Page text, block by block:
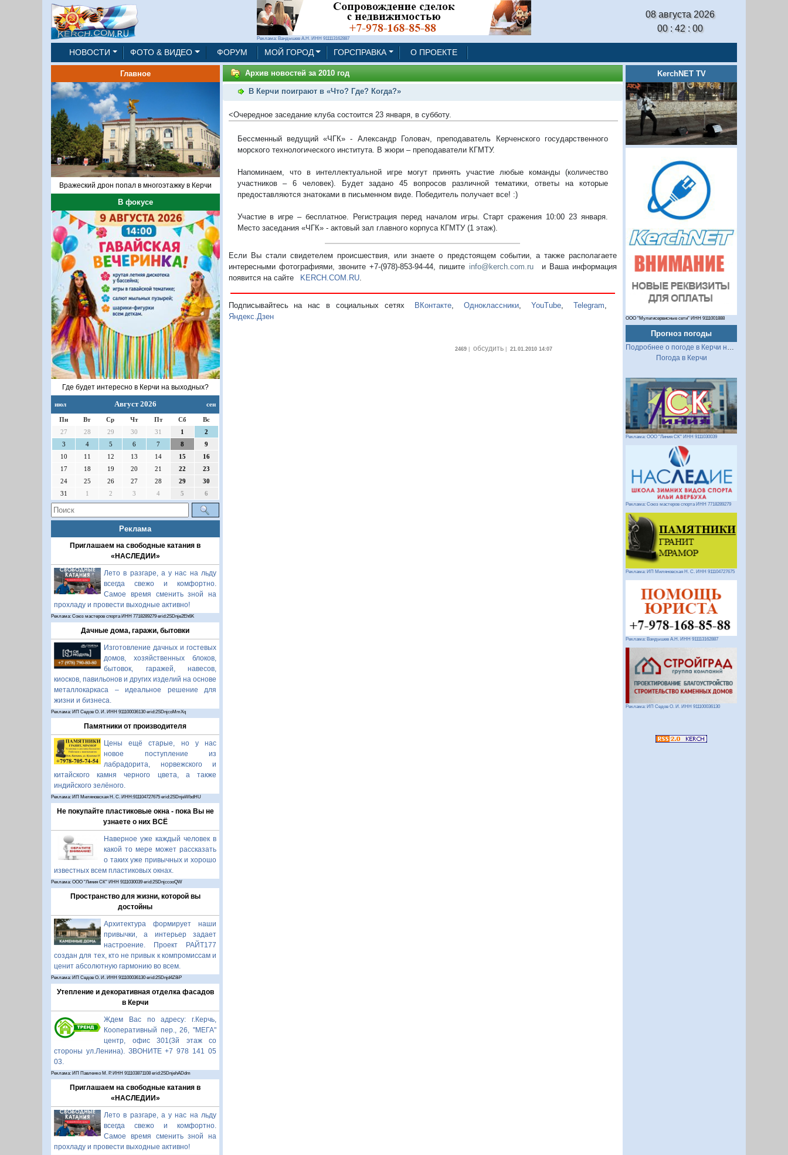
Реклама: Вандышев А.Н. ИНН 911113162887
08 августа 2026
00 : 42 : 01
НОВОСТИ ФОТО & ВИДЕО ФОРУМ МОЙ ГОРОД ГОРСПРАВКА О ПРОЕКТЕ
Главное
Вражеский дрон попал в многоэтажку в Керчи
В фокусе
Где будет интересно в Керчи на выходных?
июл Август 2026 сен
Пн Вт Ср Чт Пт Сб
Вс
27
28 29 30 31 1
2
3
4 5 6 7 8
9
10
11 12 13 14 15
16
17
18 19 20 21 22
23
24
25 26 27 28 29
30
31
1 2 3 4 5 6
Реклама
Приглашаем на свободные катания в
«НАСЛЕДИИ»
Лето в разгаре, а у нас на льду
всегда свежо и комфортно.
Самое время сменить зной на
прохладу и провести выходные активно!
Реклама: Союз мастеров спорта ИНН 7718289279 erid:2SDnje2Eh6K
Дачные дома, гаражи, бытовки
Изготовление дачных и гостевых
домов, хозяйственных блоков,
бытовок, гаражей, навесов,
киосков, павильонов и других изделий на основе
металлокаркаса – идеальное решение для
жизни и бизнеса.
Реклама: ИП Седов О. И. ИНН 911100036130 erid:2SDnjcoMmXq
Памятники от производителя
Цены ещё старые, но у нас
новое поступление из
лабрадорита, норвежского и
китайского камня черного цвета, а также
индийского зелёного.
Реклама: ИП Миляновская Н. С. ИНН:911104727675 erid:2SDnjeWbdHU
Не покупайте пластиковые окна - пока Вы не
узнаете о них ВСЁ
Наверное уже каждый человек в
какой то мере может рассказать
о таких уже привычных и хорошо
известных всем пластиковых окнах.
Реклама: ООО "Линия СК" ИНН 9111030039 erid:2SDnjccooQW
Пространство для жизни, которой вы
достойны
Архитектура формирует наши
привычки, а интерьер задает
настроение. Проект РАЙТ177
создан для тех, кто не привык к компромиссам и
ценит абсолютную гармонию во всем.
Реклама: ИП Седов О. И. ИНН 911100036130 erid:2SDnjd4Z8iP
Утепление и декоративная отделка фасадов
в Керчи
Ждем Вас по адресу: г.Керчь,
Кооперативный пер., 26, "МЕГА"
центр, офис 301(3й этаж со
стороны ул.Ленина). ЗВОНИТЕ +7 978 141 05
03.
Реклама: ИП Павленко М. Р. ИНН 911103871108 erid:2SDnjehADdm
Приглашаем на свободные катания в
«НАСЛЕДИИ»
Лето в разгаре, а у нас на льду
всегда свежо и комфортно.
Самое время сменить зной на
прохладу и провести выходные активно!
Архив новостей за 2010 год
В Керчи поиграют в «Что? Где? Когда?»
<Очередное заседание клуба состоится 23 января, в субботу.
Бессменный ведущий «ЧГК» - Александр Головач, преподаватель Керченского государственного
морского технологического института. В жюри – преподаватели КГМТУ.
Напоминаем, что в интеллектуальной игре могут принять участие любые команды (количество
участников – 6 человек). Будет задано 45 вопросов различной тематики, ответы на которые
предоставляются знатоками в письменном виде. Победитель получает все! :)
Участие в игре – бесплатное. Регистрация перед началом игры. Старт сражения 10:00 23 января.
Место заседания «ЧГК» - актовый зал главного корпуса КГМТУ (1 этаж).
Если Вы стали свидетелем происшествия, или знаете о предстоящем событии, а также располагаете
интересными фотографиями, звоните +7-(978)-853-94-44, пишите info@kerch.com.ru и Ваша информация
появится на сайте KERCH.COM.RU.
Подписывайтесь на нас в социальных сетях ВКонтакте Одноклассники ,YouTube ,Telegram
Яндекс.Дзен
2469| обсудить| 21.01.2010 14:07
KerchNET TV
ООО "Мультисервисные сети" ИНН 9111001888
Прогноз погоды
Подробнее о погоде в Керчи на 2 недели
Погода в Керчи
Реклама: ООО "Линия СК" ИНН 9111030039
Реклама: Союз мастеров спорта ИНН 7718289279
Реклама: ИП Миляновская Н. С. ИНН 911104727675
Реклама: Вандышев А.Н. ИНН 911113162887
Реклама: ИП Седов О. И. ИНН 911100036130